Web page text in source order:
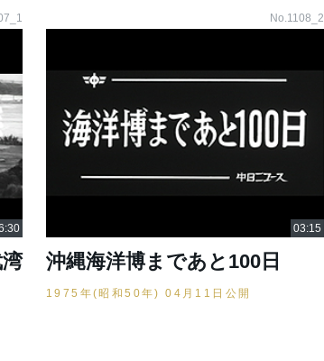
No.1108_2
沖縄海洋博まであと100日
1975年(昭和50年) 04月11日公開